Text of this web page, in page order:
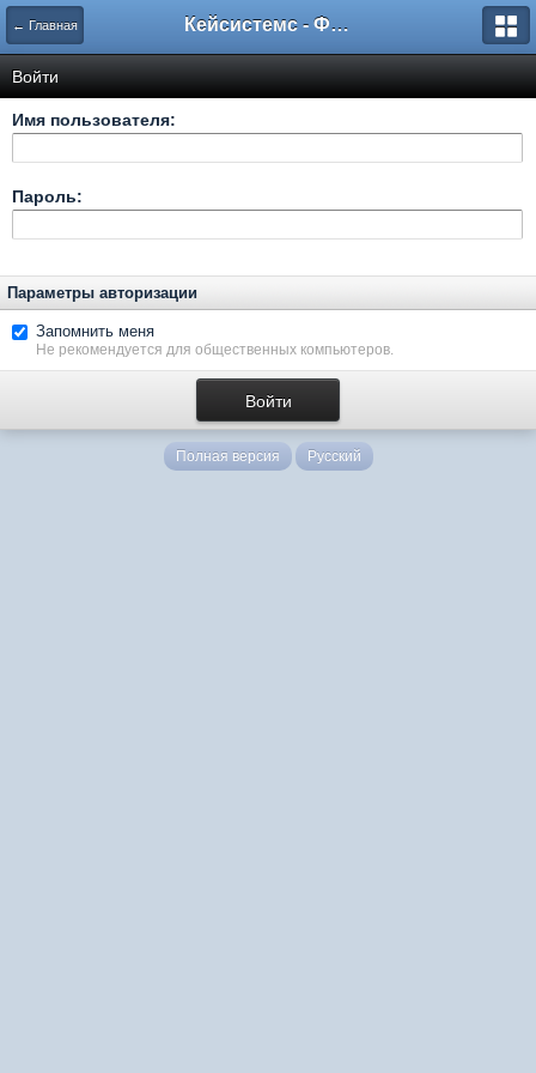
← Главная Кейсистемс - Форумы
Войти
Имя пользователя:
Пароль:
Параметры авторизации
Запомнить меня
Не рекомендуется для общественных компьютеров.
Полная версия Русский